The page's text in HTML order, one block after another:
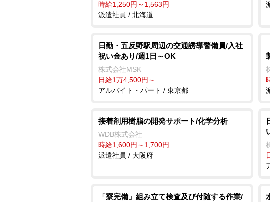
時給1,250円～1,563円
派遣社員 / 北海道
日勤・五反野駅周辺の交通誘導警備員/入社
祝い金あり/週1日～OK
株式会社MSK
日給1万4,500円～
アルバイト・パート / 東京都
接着剤用樹脂の開発サポート/化学分析
WDB株式会社
時給1,600円～1,700円
派遣社員 / 大阪府
「寮完備」組み立て検査及び付随する作業/